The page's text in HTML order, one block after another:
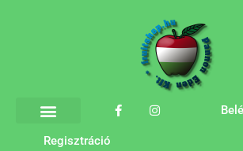
Regisztráció